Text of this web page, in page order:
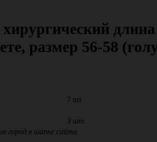
длина
размер 56-58
7 шт
3 шт
город в шапке сайта